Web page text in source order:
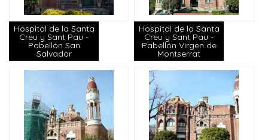
Hospital de la Santa
Creu y Sant Pau -
Pabellón San
Salvador
Hospital de la Santa
Creu y Sant Pau -
Pabellón Virgen de
Montserrat